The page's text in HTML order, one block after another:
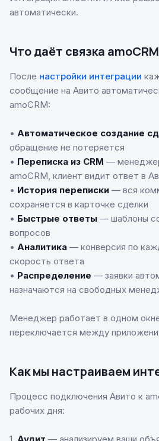
автоматически.
Что даёт связка
После настройки интеграции
сообщение на Авито
amoCRM:
• Автоматическое создание
обращение не потеряется
• Переписка из CRM —
amoCRM, клиент видит ответ в
• История переписки — вся
сохраняется в карточке сделки
• Быстрые ответы — шаблоны
вопросов
• Аналитика — конверсия по
скорость ответа
• Распределение — заявки
назначаются на свободных
Менеджер работает в одном
переключается между
Как мы настраиваем
Процесс подключения Авито к
рабочих дня: